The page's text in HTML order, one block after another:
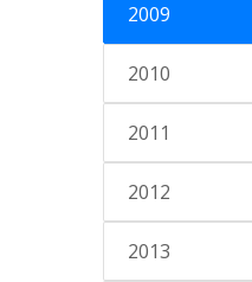
2009
2010
2011
2012
2013